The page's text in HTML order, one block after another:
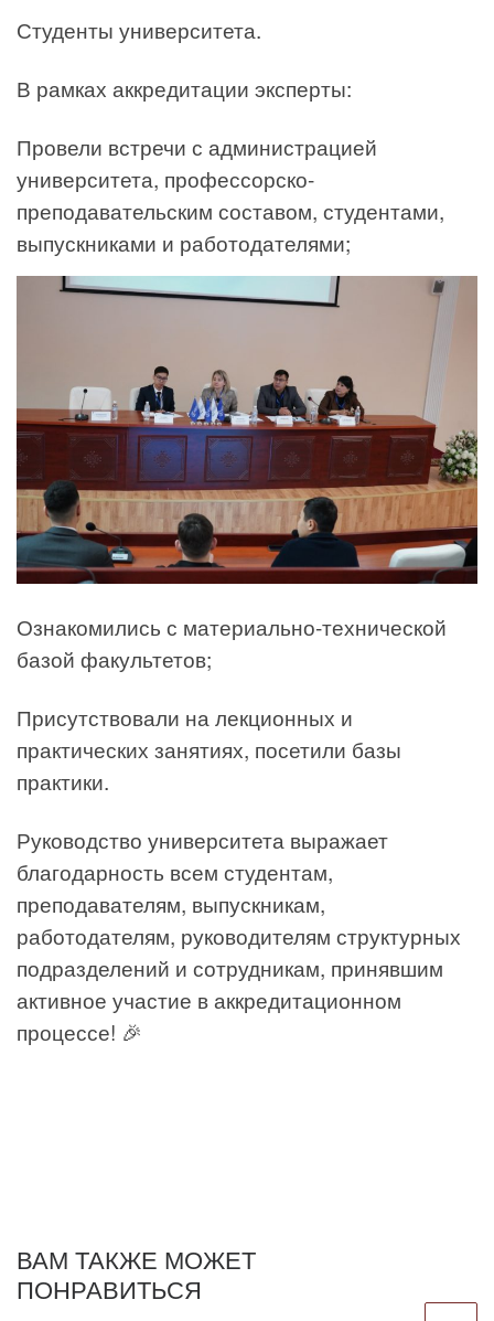
Студенты университета.
В рамках аккредитации эксперты:
Провели встречи с администрацией
университета, профессорско-
преподавательским составом, студентами,
выпускниками и работодателями;
Ознакомились с материально-технической
базой факультетов;
Присутствовали на лекционных и
практических занятиях, посетили базы
практики.
Руководство университета выражает
благодарность всем студентам,
преподавателям, выпускникам,
работодателям, руководителям структурных
подразделений и сотрудникам, принявшим
активное участие в аккредитационном
процессе! 🎉
ВАМ ТАКЖЕ МОЖЕТ
ПОНРАВИТЬСЯ